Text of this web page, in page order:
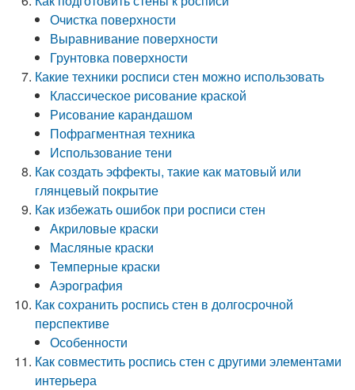
Очистка поверхности
Выравнивание поверхности
Грунтовка поверхности
Какие техники росписи стен можно использовать
Классическое рисование краской
Рисование карандашом
Пофрагментная техника
Использование тени
Как создать эффекты, такие как матовый или
глянцевый покрытие
Как избежать ошибок при росписи стен
Акриловые краски
Масляные краски
Темперные краски
Аэрография
Как сохранить роспись стен в долгосрочной
перспективе
Особенности
Как совместить роспись стен с другими элементами
интерьера